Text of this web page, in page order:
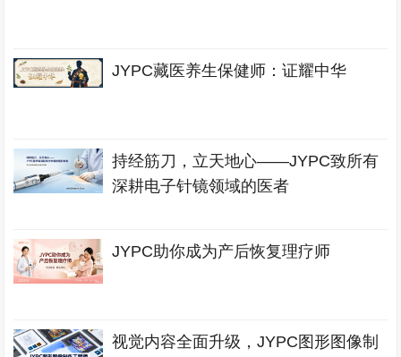
JYPC藏医养生保健师：证耀中华
持经筋刀，立天地心——JYPC致所有
深耕电子针镜领域的医者
JYPC助你成为产后恢复理疗师
视觉内容全面升级，JYPC图形图像制